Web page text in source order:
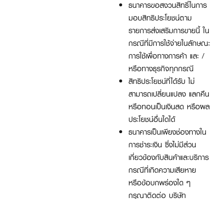
ธนาคารขอสงวนสิทธิ์ในการ
มอบสิทธิประโยชน์ตาม
รายการส่งเสริมการขายนี้ ใน
กรณีที่มีการใช้จ่ายในลักษณะ
การใช้เพื่อทางการค้า และ /
หรือทางธุรกิจทุกกรณี
สิทธิประโยชน์ที่ได้รับ ไม่
สามารถเปลี่ยนแปลง แลกคืน
หรือทอนเป็นเงินสด หรือผล
ประโยชน์อื่นใดได้
ธนาคารเป็นเพียงช่องทางใน
การชำระเงิน ซึ่งไม่มีส่วน
เกี่ยวข้องกับสินค้าและบริการ
กรณีที่เกิดความเสียหาย
หรือข้อบกพร่องใด ๆ
กรุณาติดต่อ บริษัท